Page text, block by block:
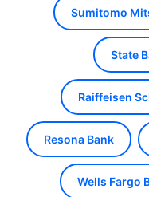
Sumitomo
State
Raiffeisen
Resona Bank
Wells Fargo